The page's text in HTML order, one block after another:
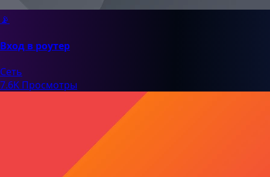
📡
Вход в роутер
Сеть
7.6K Просмотры